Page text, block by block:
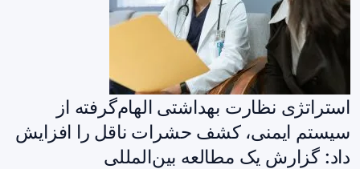
استراتژی نظارت بهداشتی الهام‌گرفته از
سیستم ایمنی، کشف حشرات ناقل را افزایش
داد: گزارش یک مطالعه بین‌المللی